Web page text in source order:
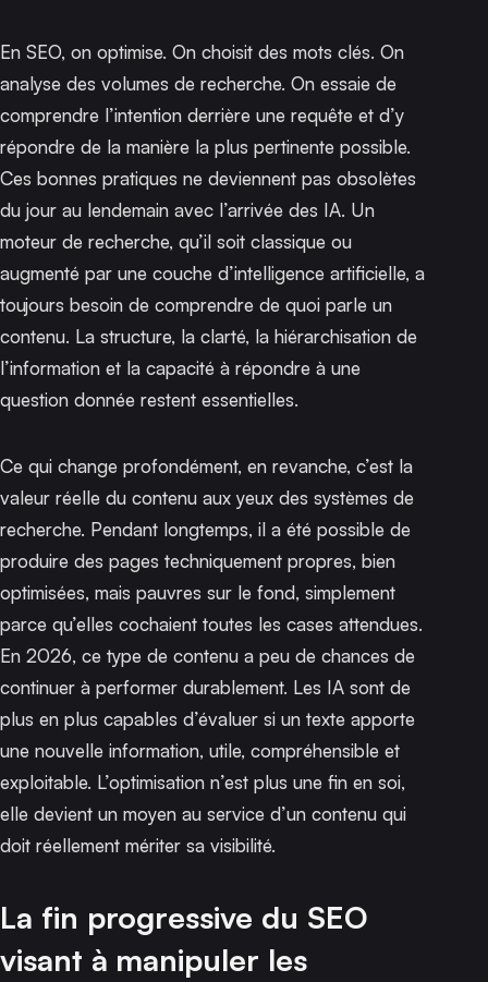
En SEO, on optimise. On choisit des mots clés. On
analyse des volumes de recherche. On essaie de
comprendre l’intention derrière une requête et d’y
répondre de la manière la plus pertinente possible.
Ces bonnes pratiques ne deviennent pas obsolètes
du jour au lendemain avec l’arrivée des IA. Un
moteur de recherche, qu’il soit classique ou
augmenté par une couche d’intelligence artificielle, a
toujours besoin de comprendre de quoi parle un
contenu. La structure, la clarté, la hiérarchisation de
l’information et la capacité à répondre à une
question donnée restent essentielles.
Ce qui change profondément, en revanche, c’est la
valeur réelle du contenu aux yeux des systèmes de
recherche. Pendant longtemps, il a été possible de
produire des pages techniquement propres, bien
optimisées, mais pauvres sur le fond, simplement
parce qu’elles cochaient toutes les cases attendues.
En 2026, ce type de contenu a peu de chances de
continuer à performer durablement. Les IA sont de
plus en plus capables d’évaluer si un texte apporte
une nouvelle information, utile, compréhensible et
exploitable. L’optimisation n’est plus une fin en soi,
elle devient un moyen au service d’un contenu qui
doit réellement mériter sa visibilité.
La fin progressive du SEO
visant à manipuler les